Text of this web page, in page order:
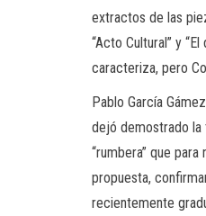
extractos de las
“Acto Cultural” y
caracteriza, pero
Pablo García
dejó demostrado la
“rumbera” que para
propuesta,
recientemente